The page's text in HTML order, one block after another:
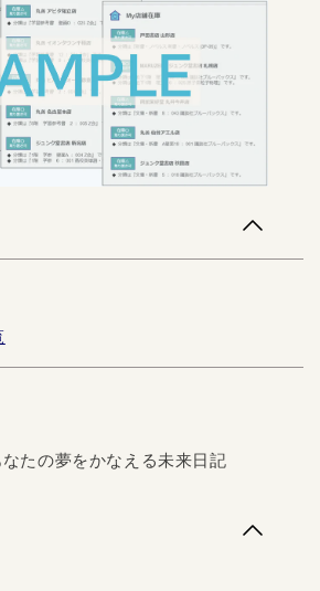
なたの夢をかなえる未来日記